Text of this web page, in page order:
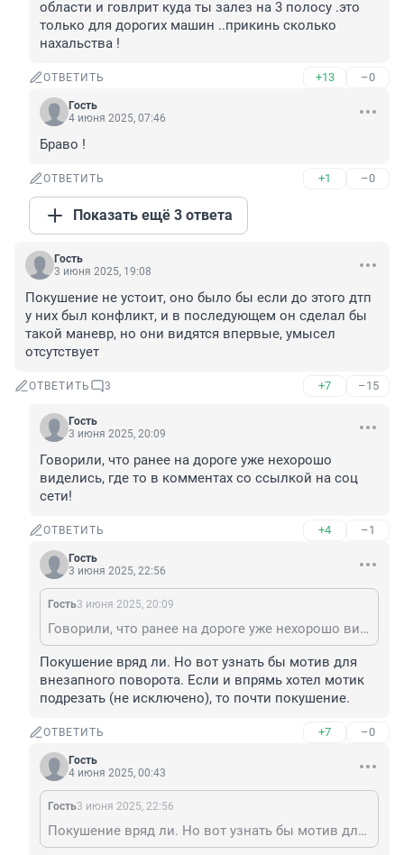
области и говлрит куда ты залез на 3 полосу .это
только для дорогих машин ..прикинь сколько
нахальства !
ОТВЕТИТЬ +13 –0
Гость
4 июня 2025, 07:46
Браво !
ОТВЕТИТЬ +1 –0
Показать ещё 3 ответа
Гость
3 июня 2025, 19:08
Покушение не устоит, оно было бы если до этого дтп
у них был конфликт, и в последующем он сделал бы
такой маневр, но они видятся впервые, умысел
отсутствует
ОТВЕТИТЬ 3 +7 –15
Гость
3 июня 2025, 20:09
Говорили, что ранее на дороге уже нехорошо
виделись, где то в комментах со ссылкой на соц
сети!
ОТВЕТИТЬ +4 –1
Гость
3 июня 2025, 22:56
Гость3 июня 2025, 20:09
Говорили, что ранее на дороге уже нехорошо виделись, где то в комментах со ссылкой на соц сети!
Покушение вряд ли. Но вот узнать бы мотив для
внезапного поворота. Если и впрямь хотел мотик
подрезать (не исключено), то почти покушение.
ОТВЕТИТЬ +7 –0
Гость
4 июня 2025, 00:43
Гость3 июня 2025, 22:56
Покушение вряд ли. Но вот узнать бы мотив для внезапного поворота. Если и впрямь хотел мотик подрезать (не исключено), то почти покушение.